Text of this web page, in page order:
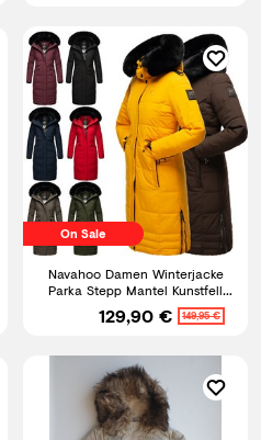
On Sale
Navahoo Damen Winterjacke
Parka Stepp Mantel Kunstfell
gefüttert Kapuze Fahmiyaa
129,90 € 149,95 €